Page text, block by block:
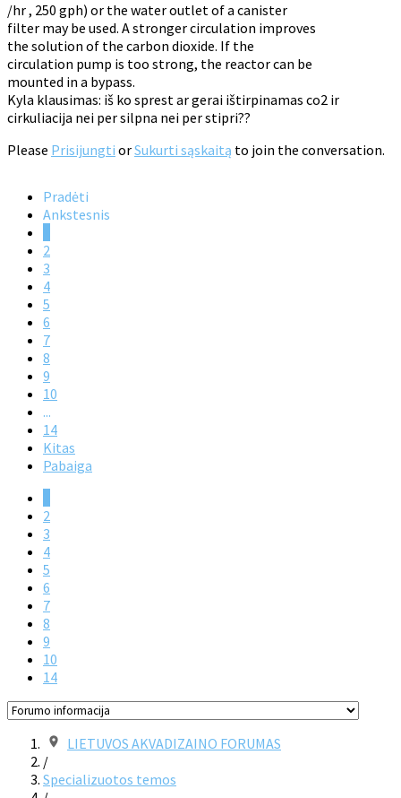
/hr , 250 gph) or the water outlet of a canister
filter may be used. A stronger circulation improves
the solution of the carbon dioxide. If the
circulation pump is too strong, the reactor can be
mounted in a bypass.
Kyla klausimas: iš ko sprest ar gerai ištirpinamas co2 ir
cirkuliacija nei per silpna nei per stipri??
Please Prisijungti orSukurti sąskaitą to join the conversation.
Pradėti
Ankstesnis
2
3
4
5
6
7
8
9
10
...
14
Kitas
Pabaiga
2
3
4
5
6
7
8
9
10
14
LIETUVOS AKVADIZAINO FORUMAS
/
Specializuotos temos